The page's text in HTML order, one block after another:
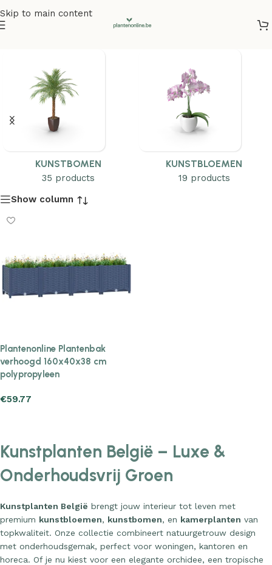
Skip to main content
KUNSTBOMEN
35 products
KUNSTBLOEMEN
19 products
Show column
Plantenonline Plantenbak
verhoogd 160x40x38 cm
polypropyleen
€59.77
Kunstplanten België – Luxe &
Onderhoudsvrij Groen
Kunstplanten België brengt jouw interieur tot leven met
premium kunstbloemen, kunstbomen, en kamerplanten van
topkwaliteit. Onze collectie combineert natuurgetrouw design
met onderhoudsgemak, perfect voor woningen, kantoren en
horeca. Of je nu kiest voor een elegante orchidee, een tropische